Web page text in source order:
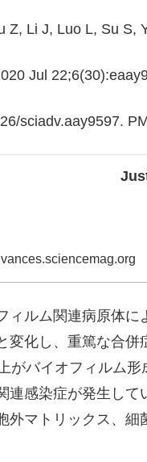
Z, Li J, Luo L, Su S,
Jul
sciadv.aay9597.
ルム関連病原体に
変化し、重篤な合併
がバイオフィルム
連感染症が発生し
外マトリックス、細